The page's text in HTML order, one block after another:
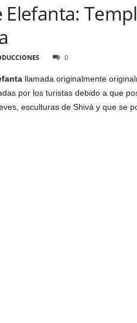
Elefanta:
0
llamada originalmente
por los turistas debido a que
esculturas de Shivá y que se